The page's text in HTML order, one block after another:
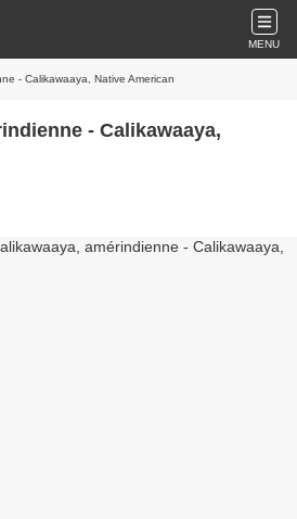
MENU
- Calikawaaya, Native American
- Calikawaaya,